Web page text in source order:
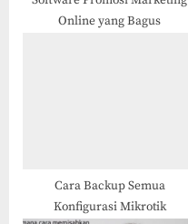
Online yang Bagus
Cara Backup Semua
Konfigurasi Mikrotik